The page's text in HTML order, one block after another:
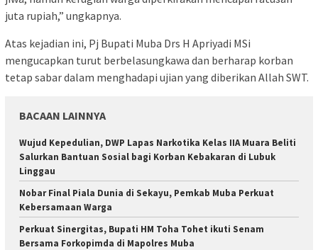
juta rupiah,” ungkapnya.
Atas kejadian ini, Pj Bupati Muba Drs H Apriyadi MSi
mengucapkan turut berbelasungkawa dan berharap korban
tetap sabar dalam menghadapi ujian yang diberikan Allah SWT.
BACAAN LAINNYA
Wujud Kepedulian, DWP Lapas Narkotika Kelas IIA Muara Beliti
Salurkan Bantuan Sosial bagi Korban Kebakaran di Lubuk
Linggau
Nobar Final Piala Dunia di Sekayu, Pemkab Muba Perkuat
Kebersamaan Warga
Perkuat Sinergitas, Bupati HM Toha Tohet ikuti Senam
Bersama Forkopimda di Mapolres Muba